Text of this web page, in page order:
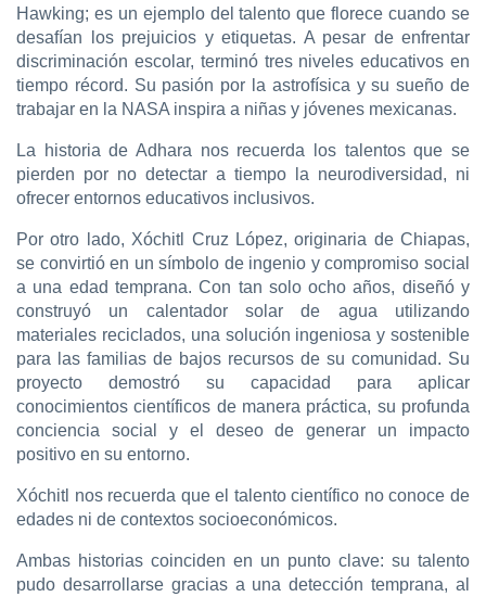
Hawking; es un ejemplo del talento que florece cuando se
desafían los prejuicios y etiquetas. A pesar de enfrentar
discriminación escolar, terminó tres niveles educativos en
tiempo récord. Su pasión por la astrofísica y su sueño de
trabajar en la NASA inspira a niñas y jóvenes mexicanas.
La historia de Adhara nos recuerda los talentos que se
pierden por no detectar a tiempo la neurodiversidad, ni
ofrecer entornos educativos inclusivos.
Por otro lado, Xóchitl Cruz López, originaria de Chiapas,
se convirtió en un símbolo de ingenio y compromiso social
a una edad temprana. Con tan solo ocho años, diseñó y
construyó un calentador solar de agua utilizando
materiales reciclados, una solución ingeniosa y sostenible
para las familias de bajos recursos de su comunidad. Su
proyecto demostró su capacidad para aplicar
conocimientos científicos de manera práctica, su profunda
conciencia social y el deseo de generar un impacto
positivo en su entorno.
Xóchitl nos recuerda que el talento científico no conoce de
edades ni de contextos socioeconómicos.
Ambas historias coinciden en un punto clave: su talento
pudo desarrollarse gracias a una detección temprana, al